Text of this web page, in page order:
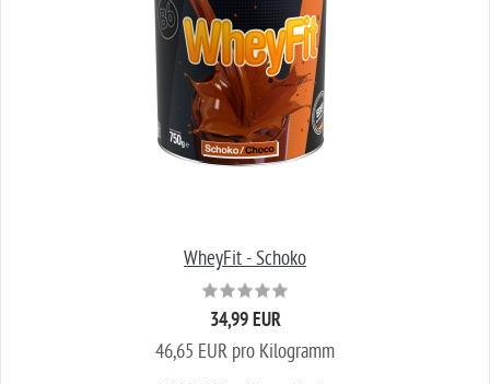
WheyFit - Schoko
34,99 EUR
46,65 EUR pro Kilogramm